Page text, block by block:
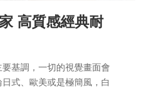
高質感經典耐
基調，一切的視覺畫面會
式、歐美或是極簡風，白